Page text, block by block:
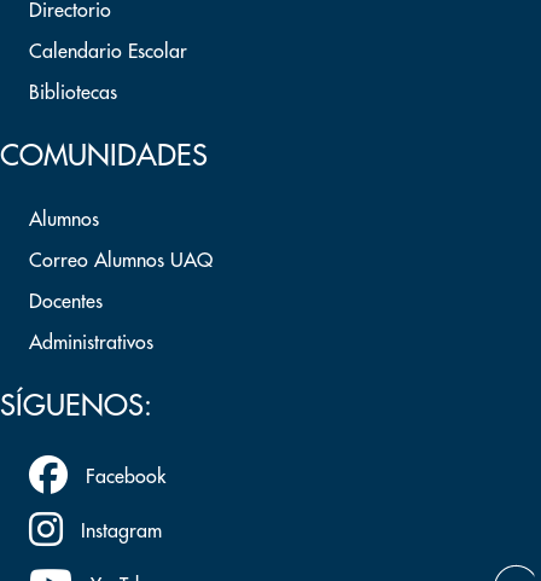
Directorio
Calendario Escolar
Bibliotecas
COMUNIDADES
Alumnos
Correo Alumnos UAQ
Docentes
Administrativos
SÍGUENOS:
Facebook
Instagram